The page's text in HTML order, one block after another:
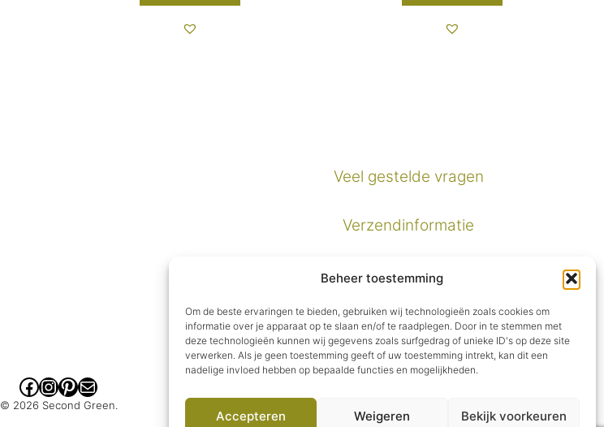
Beheer toestemming
Om de beste ervaringen te bieden, gebruiken wij technologieën zoals cookies om
informatie over je apparaat op te slaan en/of te raadplegen. Door in te stemmen met
deze technologieën kunnen wij gegevens zoals surfgedrag of unieke ID's op deze site
verwerken. Als je geen toestemming geeft of uw toestemming intrekt, kan dit een
nadelige invloed hebben op bepaalde functies en mogelijkheden.
Accepteren Weigeren Bekijk voorkeuren
Veel gestelde vragen
Verzendinformatie
Privacybeleid
Algemene voorwaarden
Facebook
Instagram
Pinterest
E-mail
© 2026 Second Green.